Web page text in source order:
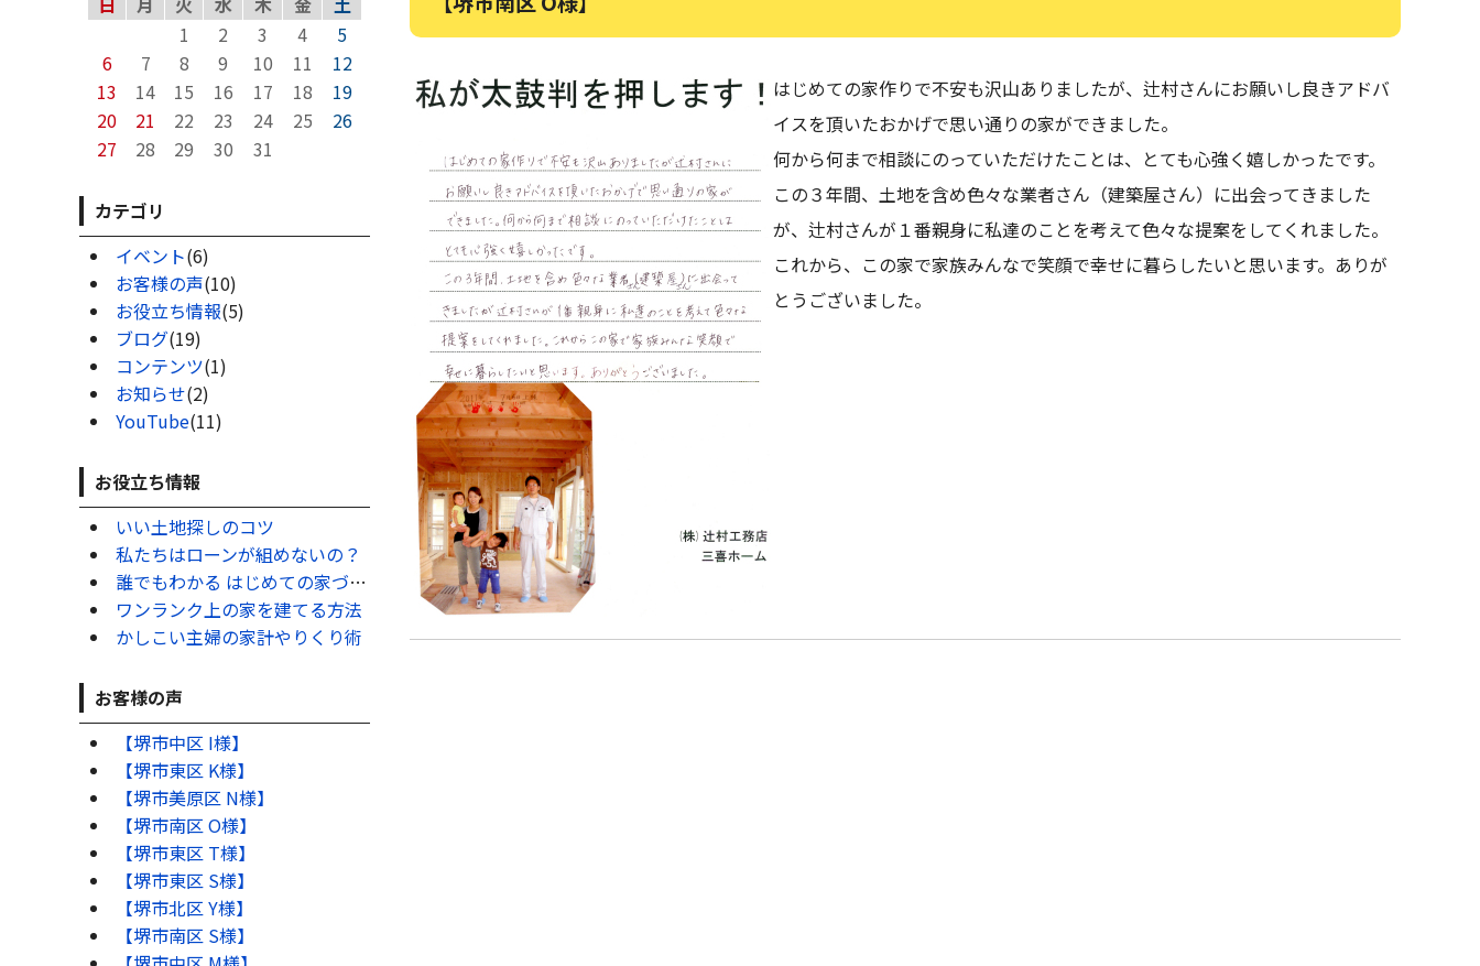
はじめての家作りで不安も沢山ありましたが、辻村さんにお願いし良きアドバ
イスを頂いたおかげで思い通りの家ができました。
何から何まで相談にのっていただけたことは、とても心強く嬉しかったです。
この３年間、土地を含め色々な業者さん（建築屋さん）に出会ってきました
が、辻村さんが１番親身に私達のことを考えて色々な提案をしてくれました。
これから、この家で家族みんなで笑顔で幸せに暮らしたいと思います。ありが
とうございました。
1
2 3 4
5
6
7 8 9 10 11
12
13
14 15 16 17 18
19
20
21 22 23 24 25
26
27
28 29 30 31
カテゴリ
イベント(6)
お客様の声(10)
お役立ち情報(5)
ブログ(19)
コンテンツ(1)
お知らせ(2)
YouTube(11)
お役立ち情報
いい土地探しのコツ
私たちはローンが組めないの？
誰でもわかる はじめての家づくり
ワンランク上の家を建てる方法
かしこい主婦の家計やりくり術
お客様の声
【堺市中区 I様】
【堺市東区 K様】
【堺市美原区 N様】
【堺市南区 O様】
【堺市東区 T様】
【堺市東区 S様】
【堺市北区 Y様】
【堺市南区 S様】